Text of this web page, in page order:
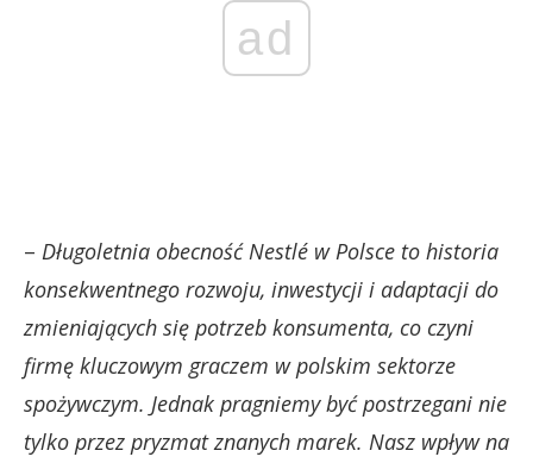
ad
– Długoletnia obecność Nestlé w Polsce to historia
konsekwentnego rozwoju, inwestycji i adaptacji do
zmieniających się potrzeb konsumenta, co czyni
firmę kluczowym graczem w polskim sektorze
spożywczym. Jednak pragniemy być postrzegani nie
tylko przez pryzmat znanych marek. Nasz wpływ na